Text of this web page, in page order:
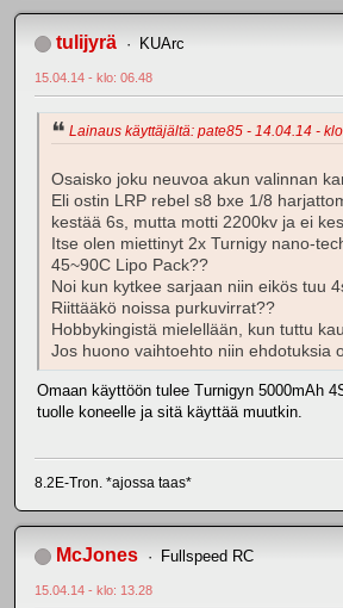
tulijyrä KUArc
15.04.14 - klo: 06.48
Lainaus käyttäjältä: pate85 - 14.04.14 -
Osaisko joku neuvoa akun valinnan
Eli ostin LRP rebel s8 bxe 1/8
kestää 6s, mutta motti 2200kv ja ei
Itse olen miettinyt 2x Turnigy nano-
45~90C Lipo Pack??
Noi kun kytkee sarjaan niin eikös tuu
Riittääkö noissa purkuvirrat??
Hobbykingistä mielellään, kun tuttu
Jos huono vaihtoehto niin ehdotuksia
Omaan käyttöön tulee Turnigyn 5000mAh
tuolle koneelle ja sitä käyttää muutkin.
8.2E-Tron. *ajossa taas*
McJones Fullspeed RC
15.04.14 - klo: 13.28